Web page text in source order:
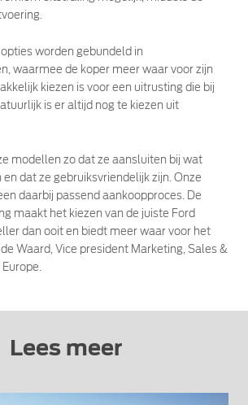
worden gebundeld in
waarmee de koper meer waar voor zijn
kiezen is voor een uitrusting die bij
is er altijd nog te kiezen uit
modellen zo dat ze aansluiten bij wat
dat ze gebruiksvriendelijk zijn. Onze
daarbij passend aankoopproces. De
maakt het kiezen van de juiste Ford
dan ooit en biedt meer waar voor het
Waard, Vice president Marketing, Sales &
Lees meer